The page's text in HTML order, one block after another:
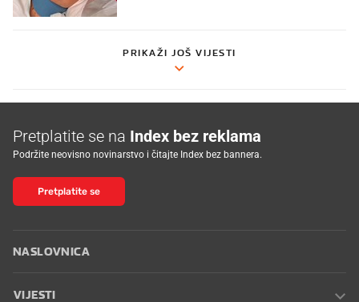
PRIKAŽI JOŠ VIJESTI
Pretplatite se na Index bez reklama
Podržite neovisno novinarstvo i čitajte Index bez bannera.
Pretplatite se
NASLOVNICA
VIJESTI